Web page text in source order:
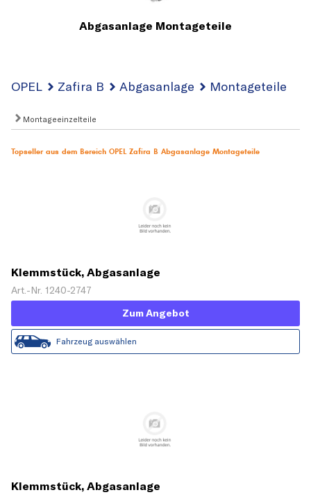
Abgasanlage Montageteile
OPEL Zafira B Abgasanlage Montageteile
Montageeinzelteile
Topseller aus dem Bereich OPEL Zafira B Abgasanlage Montageteile
Klemmstück, Abgasanlage
Art.-Nr. 1240-2747
Zum Angebot
Fahrzeug auswählen
Klemmstück, Abgasanlage